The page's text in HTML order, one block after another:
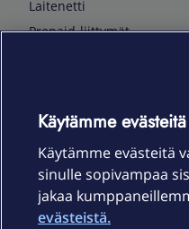
Laitenetti
Prepaid-liittymät
TV & audio
Kodinkoneet
Kamerat ja dronet
Kellot ja rannekkeet
Käytämme
Käytämme evästeitä
sinulle sopivampaa
jakaa
evästeistä.